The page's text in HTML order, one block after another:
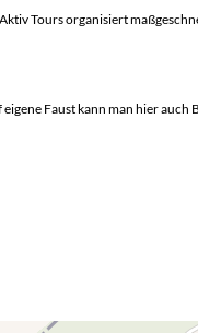
Tours organisiert
Faust kann man hier